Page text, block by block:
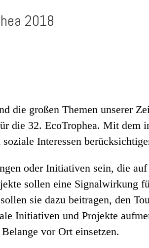
2018
großen Themen unserer
die 32. EcoTrophea. Mit dem
Interessen
oder Initiativen sein, die
sollen eine Signalwirkung
sie dazu beitragen, den
Initiativen und Projekte
vor Ort einsetzen.